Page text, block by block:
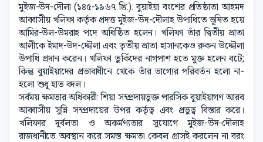
মুইজ-উদ-দৌলা (১৪৫-১৯৬৭ খ্রি.): বুয়াইয়া বংশের প্রতিষ্ঠাতা আহমদ
আব্বাসীয় খলিফা কর্তৃক প্রদত্ত মুইজ-উদ-দৌলাহ উপাধিতে ভূষিত হয়ে
আমির-উল-উমরাহ পদে অধিষ্ঠিত হলেন। খলিফা তাঁর দ্বিতীয় ভ্রাতা
আলীকে ইমাদ-উদ-দ্দৌলা এবং তৃতীয় ভ্রাতা হাসানকেও রুকন উদ্দৌলা
উপাধি প্রদান করেন। খলিফা তুর্কিদের নাগপাশ হতে মুক্ত হলেন বটে;
কিন্তু বুয়াইয়াদের প্রভাবাধীনে থেকে তাঁর ভাগ্যের পরিবর্তন হলো না-
হলো শুধু হাত বদল।
সর্বময় ক্ষমতার অধিকারী: শিয়া সম্প্রদায়ভুক্ত পারসিক বুয়াইয়াগণ আরব
আব্বাসীয় সুন্নি সম্প্রদায়ের উপর কর্তৃত্ব এবং প্রভুত্ব বিস্তার করে।
খলিফার দুর্বলতা ও অকর্মণ্যতার সুযোগে মুইজ-উদ-দৌলাহ
রাজধানীতে অবস্থান করে সমস্ত ক্ষমতা কেবল গ্রাসই করলেন না বরং